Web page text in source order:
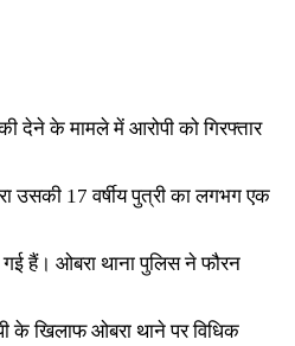
देने के मामले में आरोपी को गिरफ्तार
उसकी 17 वर्षीय पुत्री का लगभग एक
गई हैं। ओबरा थाना पुलिस ने फौरन
के खिलाफ ओबरा थाने पर विधिक